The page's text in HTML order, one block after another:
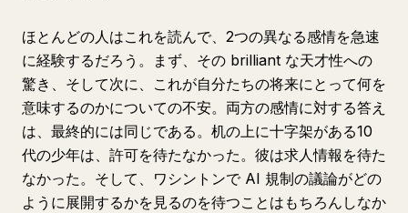
ほとんどの人はこれを読んで、2つの異なる感情を急速
に経験するだろう。まず、その brilliant な天才性への
驚き、そして次に、これが自分たちの将来にとって何を
意味するのかについての不安。両方の感情に対する答え
は、最終的には同じである。机の上に十字架がある10
代の少年は、許可を待たなかった。彼は求人情報を待た
なかった。そして、ワシントンで AI 規制の議論がどの
ように展開するかを見るのを待つことはもちろんしなか